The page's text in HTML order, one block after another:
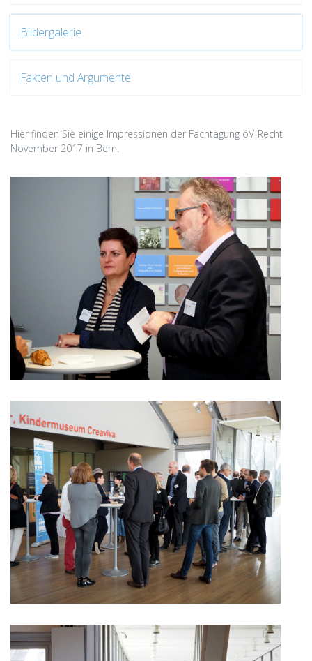
Bildergalerie
Fakten und Argumente
Hier finden Sie einige Impressionen der Fachtagung öV-Recht
November 2017 in Bern.